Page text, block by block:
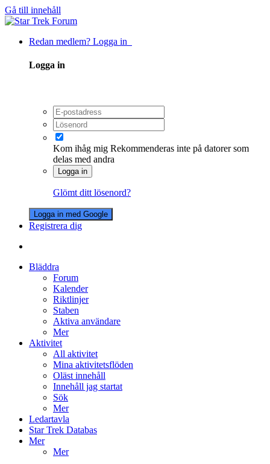
Gå till innehåll
Redan medlem? Logga in
Logga in
Kom ihåg mig Rekommenderas inte på datorer som
delas med andra
Logga in
Glömt ditt lösenord?
Logga in med Google
Registrera dig
Bläddra
Forum
Kalender
Riktlinjer
Staben
Aktiva användare
Mer
Aktivitet
All aktivitet
Mina aktivitetsflöden
Oläst innehåll
Innehåll jag startat
Sök
Mer
Ledartavla
Star Trek Databas
Mer
Mer